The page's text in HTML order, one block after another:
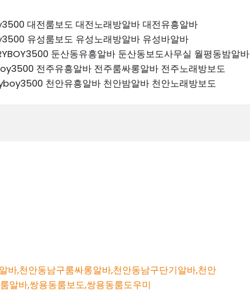
대전룸보도 대전노래방알바 대전유흥알바
유성룸보도 유성노래방알바 유성바알바
둔산동유흥알바 둔산동보도사무실 월평동밤알바
전주유흥알바 전주룸싸롱알바 전주노래방보도
천안유흥알바 천안밤알바 천안노래방보도